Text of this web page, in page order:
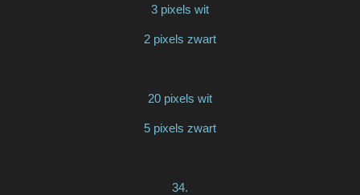
3 pixels wit
2 pixels zwart
20 pixels wit
5 pixels zwart
34.